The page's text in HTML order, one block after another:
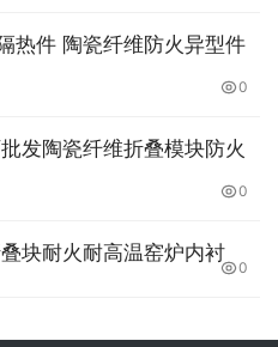
热件 陶瓷纤维防火异型件
0
发陶瓷纤维折叠模块防火
0
维毡 保温折叠块耐火耐高温窑炉内衬
0